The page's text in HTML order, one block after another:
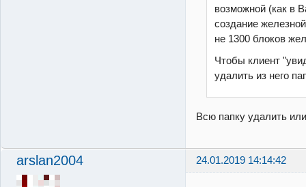
возможной (как в
создание
не 1300 блоков
Чтобы клиент
удалить из него
Всю папку удалить
arslan2004 24.01.2019 14:14:42